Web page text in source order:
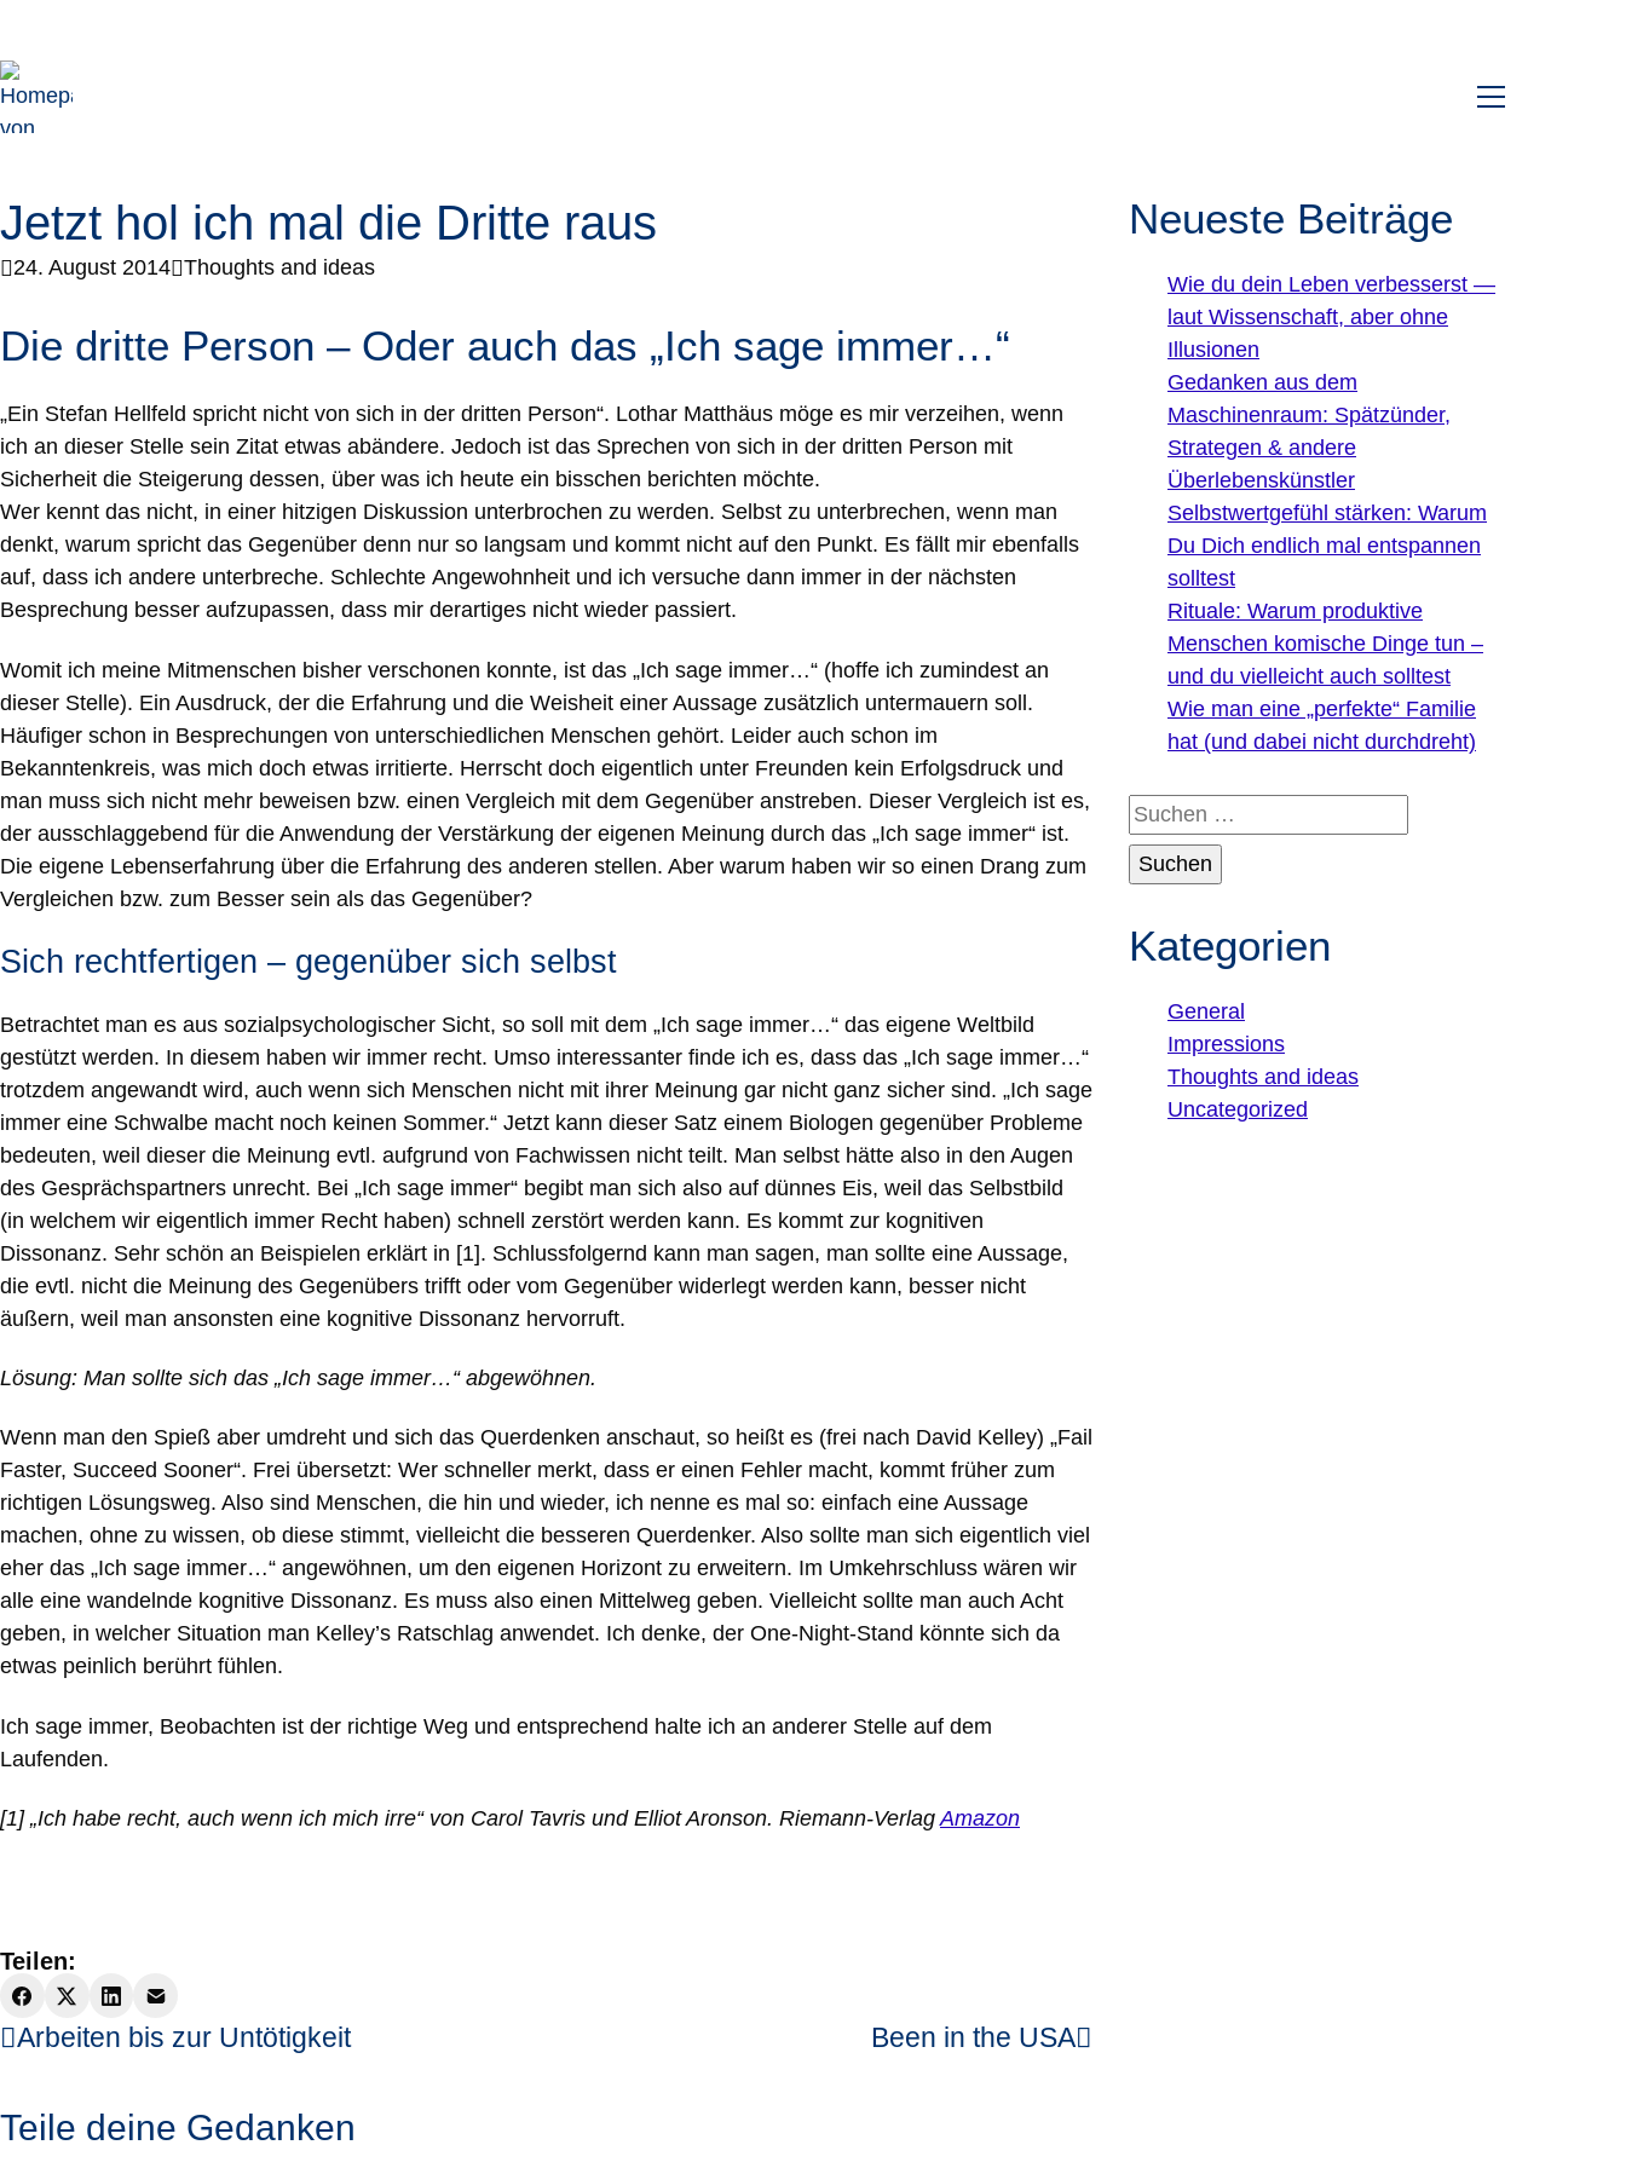
Jetzt hol ich mal die Dritte raus
24. August 2014 Thoughts and ideas
Die dritte Person – Oder auch das „Ich sage immer…“
„Ein Stefan Hellfeld spricht nicht von sich in der dritten Person“. Lothar Matthäus möge es mir verzeihen, wenn
ich an dieser Stelle sein Zitat etwas abändere. Jedoch ist das Sprechen von sich in der dritten Person mit
Sicherheit die Steigerung dessen, über was ich heute ein bisschen berichten möchte.
Wer kennt das nicht, in einer hitzigen Diskussion unterbrochen zu werden. Selbst zu unterbrechen, wenn man
denkt, warum spricht das Gegenüber denn nur so langsam und kommt nicht auf den Punkt. Es fällt mir ebenfalls
auf, dass ich andere unterbreche. Schlechte Angewohnheit und ich versuche dann immer in der nächsten
Besprechung besser aufzupassen, dass mir derartiges nicht wieder passiert.
Womit ich meine Mitmenschen bisher verschonen konnte, ist das „Ich sage immer…“ (hoffe ich zumindest an
dieser Stelle). Ein Ausdruck, der die Erfahrung und die Weisheit einer Aussage zusätzlich untermauern soll.
Häufiger schon in Besprechungen von unterschiedlichen Menschen gehört. Leider auch schon im
Bekanntenkreis, was mich doch etwas irritierte. Herrscht doch eigentlich unter Freunden kein Erfolgsdruck und
man muss sich nicht mehr beweisen bzw. einen Vergleich mit dem Gegenüber anstreben. Dieser Vergleich ist es,
der ausschlaggebend für die Anwendung der Verstärkung der eigenen Meinung durch das „Ich sage immer“ ist.
Die eigene Lebenserfahrung über die Erfahrung des anderen stellen. Aber warum haben wir so einen Drang zum
Vergleichen bzw. zum Besser sein als das Gegenüber?
Sich rechtfertigen – gegenüber sich selbst
Betrachtet man es aus sozialpsychologischer Sicht, so soll mit dem „Ich sage immer…“ das eigene Weltbild
gestützt werden. In diesem haben wir immer recht. Umso interessanter finde ich es, dass das „Ich sage immer…“
trotzdem angewandt wird, auch wenn sich Menschen nicht mit ihrer Meinung gar nicht ganz sicher sind. „Ich sage
immer eine Schwalbe macht noch keinen Sommer.“ Jetzt kann dieser Satz einem Biologen gegenüber Probleme
bedeuten, weil dieser die Meinung evtl. aufgrund von Fachwissen nicht teilt. Man selbst hätte also in den Augen
des Gesprächspartners unrecht. Bei „Ich sage immer“ begibt man sich also auf dünnes Eis, weil das Selbstbild
(in welchem wir eigentlich immer Recht haben) schnell zerstört werden kann. Es kommt zur kognitiven
Dissonanz. Sehr schön an Beispielen erklärt in [1]. Schlussfolgernd kann man sagen, man sollte eine Aussage,
die evtl. nicht die Meinung des Gegenübers trifft oder vom Gegenüber widerlegt werden kann, besser nicht
äußern, weil man ansonsten eine kognitive Dissonanz hervorruft.
Lösung: Man sollte sich das „Ich sage immer…“ abgewöhnen.
Wenn man den Spieß aber umdreht und sich das Querdenken anschaut, so heißt es (frei nach David Kelley) „Fail
Faster, Succeed Sooner“. Frei übersetzt: Wer schneller merkt, dass er einen Fehler macht, kommt früher zum
richtigen Lösungsweg. Also sind Menschen, die hin und wieder, ich nenne es mal so: einfach eine Aussage
machen, ohne zu wissen, ob diese stimmt, vielleicht die besseren Querdenker. Also sollte man sich eigentlich viel
eher das „Ich sage immer…“ angewöhnen, um den eigenen Horizont zu erweitern. Im Umkehrschluss wären wir
alle eine wandelnde kognitive Dissonanz. Es muss also einen Mittelweg geben. Vielleicht sollte man auch Acht
geben, in welcher Situation man Kelley’s Ratschlag anwendet. Ich denke, der One-Night-Stand könnte sich da
etwas peinlich berührt fühlen.
Ich sage immer, Beobachten ist der richtige Weg und entsprechend halte ich an anderer Stelle auf dem
Laufenden.
[1] „Ich habe recht, auch wenn ich mich irre“ von Carol Tavris und Elliot Aronson. Riemann-VerlagAmazon
Teilen:
Arbeiten bis zur Untötigkeit Been in the USA
Neueste Beiträge
Wie du dein Leben verbesserst —
laut Wissenschaft, aber ohne
Illusionen
Gedanken aus dem
Maschinenraum: Spätzünder,
Strategen & andere
Überlebenskünstler
Selbstwertgefühl stärken: Warum
Du Dich endlich mal entspannen
solltest
Rituale: Warum produktive
Menschen komische Dinge tun –
und du vielleicht auch solltest
Wie man eine „perfekte“ Familie
hat (und dabei nicht durchdreht)
Suchen
nach:
Kategorien
General
Impressions
Thoughts and ideas
Uncategorized
Teile deine Gedanken